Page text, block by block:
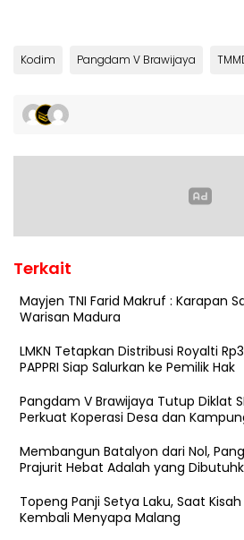
Kodim Pangdam V Brawijaya
Terkait
Mayjen TNI Farid Makruf : Karapan
Warisan Madura
LMKN Tetapkan Distribusi Royalti
PAPPRI Siap Salurkan ke Pemilik Hak
Pangdam V Brawijaya Tutup Diklat
Perkuat Koperasi Desa dan
Membangun Batalyon dari Nol,
Prajurit Hebat Adalah yang
Topeng Panji Setya Laku, Saat
Kembali Menyapa Malang